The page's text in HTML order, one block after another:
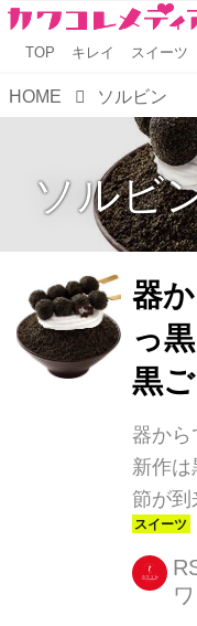
TOP キレイ スイーツ
HOME ソルビン
ソルビ
器
っ
黒
器から
新作は
節が到
ンデザ
ン)」
日本